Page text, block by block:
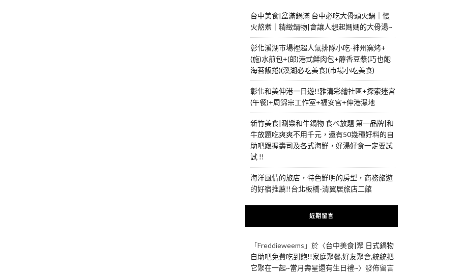
台中美食|盆滿鍋滿 台中必吃大骨頭火鍋｜慢
火熬煮｜精緻鍋物|會讓人想起媽媽的大骨湯~
彰化溪湖市場裡超人氣排隊小吃-神州窯烤+
(施)水煎包+(郎)港式鮮肉包+醇香豆漿(巧也飽
海苔飯捲)(溪湖必吃美食)(市場小吃美食)
彰化和美伸港一日遊!!雅溝彩繪社區+探索迷宮
(午餐)+周錦宗工作室+福安宮+伸港濕地
新竹美食|涮樂和牛鍋物 食べ放題 第一品牌|和
牛放題吃爽爽不用千元，還有50幾種好料的自
助吧跟握壽司及各式海鮮，好湯好食一定要試
試 !!
海洋風情的旅店，特色鮮明的房型，商務旅遊
的好宿推薦!!台北板橋-清翼居旅店二館
近期留言
「Freddieweems 」於〈台中美食|聚 日式鍋物
自助吧免費吃到飽!!家庭聚餐,好友聚會,統統把
它聚在一起~當月壽星還有生日禮~〉發佈留言